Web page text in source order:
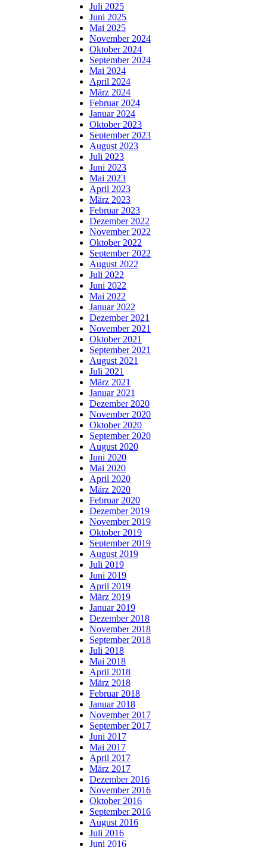
Juli 2025
Juni 2025
Mai 2025
November 2024
Oktober 2024
September 2024
Mai 2024
April 2024
März 2024
Februar 2024
Januar 2024
Oktober 2023
September 2023
August 2023
Juli 2023
Juni 2023
Mai 2023
April 2023
März 2023
Februar 2023
Dezember 2022
November 2022
Oktober 2022
September 2022
August 2022
Juli 2022
Juni 2022
Mai 2022
Januar 2022
Dezember 2021
November 2021
Oktober 2021
September 2021
August 2021
Juli 2021
März 2021
Januar 2021
Dezember 2020
November 2020
Oktober 2020
September 2020
August 2020
Juni 2020
Mai 2020
April 2020
März 2020
Februar 2020
Dezember 2019
November 2019
Oktober 2019
September 2019
August 2019
Juli 2019
Juni 2019
April 2019
März 2019
Januar 2019
Dezember 2018
November 2018
September 2018
Juli 2018
Mai 2018
April 2018
März 2018
Februar 2018
Januar 2018
November 2017
September 2017
Juni 2017
Mai 2017
April 2017
März 2017
Dezember 2016
November 2016
Oktober 2016
September 2016
August 2016
Juli 2016
Juni 2016